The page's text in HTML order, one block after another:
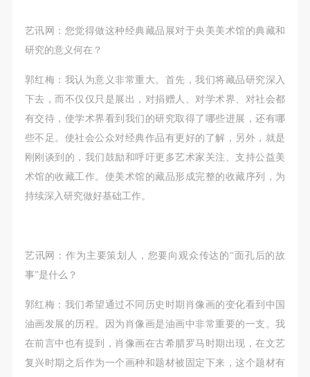
艺讯网：您觉得做这种经典藏品展对于央美美术馆的典藏和
研究的意义何在？
郭红梅：我认为意义非常重大。首先，我们将藏品研究深入
下去，而不仅仅只是展出，对捐赠人、对学术界、对社会都
有交待，使学术界看到我们的研究取得了哪些进展，还有哪
些不足。使社会公众对经典作品有更好的了解，另外，就是
刚刚谈到的，我们鼓励和呼吁更多艺术家关注、支持公益美
术馆的收藏工作。使美术馆的藏品形成完整的收藏序列，为
持续深入研究做好基础工作。
艺讯网：作为主要策划人，您要向观众传达的“面孔后的故
事”是什么？
郭红梅：我们希望通过不同历史时期肖像画的变化看到中国
油画发展的历程。因为肖像画是油画中非常重要的一支。我
在前言中也有提到，肖像画在古希腊罗马时期出现，在文艺
复兴时期之后作为一个画种和题材被固定下来，这个题材有